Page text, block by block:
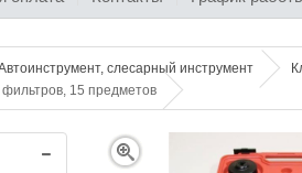
слесарный инструмент
15 предметов